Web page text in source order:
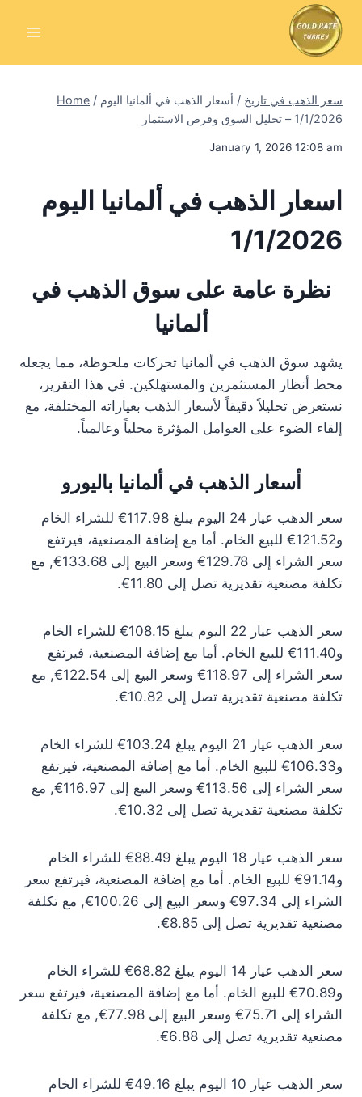
Home / سعر الذهب في تاريخ / أسعار الذهب في ألمانيا اليوم
1/1/2026 – تحليل السوق وفرص الاستثمار
January 1, 2026 12:08 am
اسعار الذهب في ألمانيا اليوم
1/1/2026
نظرة عامة على سوق الذهب في
ألمانيا
يشهد سوق الذهب في ألمانيا تحركات ملحوظة، مما يجعله
محط أنظار المستثمرين والمستهلكين. في هذا التقرير،
نستعرض تحليلاً دقيقاً لأسعار الذهب بعياراته المختلفة، مع
إلقاء الضوء على العوامل المؤثرة محلياً وعالمياً.
أسعار الذهب في ألمانيا باليورو
سعر الذهب عيار 24 اليوم يبلغ 117.98€ للشراء الخام
و121.52€ للبيع الخام. أما مع إضافة المصنعية، فيرتفع
سعر الشراء إلى 129.78€ وسعر البيع إلى 133.68€, مع
تكلفة مصنعية تقديرية تصل إلى 11.80€.
سعر الذهب عيار 22 اليوم يبلغ 108.15€ للشراء الخام
و111.40€ للبيع الخام. أما مع إضافة المصنعية، فيرتفع
سعر الشراء إلى 118.97€ وسعر البيع إلى 122.54€, مع
تكلفة مصنعية تقديرية تصل إلى 10.82€.
سعر الذهب عيار 21 اليوم يبلغ 103.24€ للشراء الخام
و106.33€ للبيع الخام. أما مع إضافة المصنعية، فيرتفع
سعر الشراء إلى 113.56€ وسعر البيع إلى 116.97€, مع
تكلفة مصنعية تقديرية تصل إلى 10.32€.
سعر الذهب عيار 18 اليوم يبلغ 88.49€ للشراء الخام
و91.14€ للبيع الخام. أما مع إضافة المصنعية، فيرتفع سعر
الشراء إلى 97.34€ وسعر البيع إلى 100.26€, مع تكلفة
مصنعية تقديرية تصل إلى 8.85€.
سعر الذهب عيار 14 اليوم يبلغ 68.82€ للشراء الخام
و70.89€ للبيع الخام. أما مع إضافة المصنعية، فيرتفع سعر
الشراء إلى 75.71€ وسعر البيع إلى 77.98€, مع تكلفة
مصنعية تقديرية تصل إلى 6.88€.
سعر الذهب عيار 10 اليوم يبلغ 49.16€ للشراء الخام